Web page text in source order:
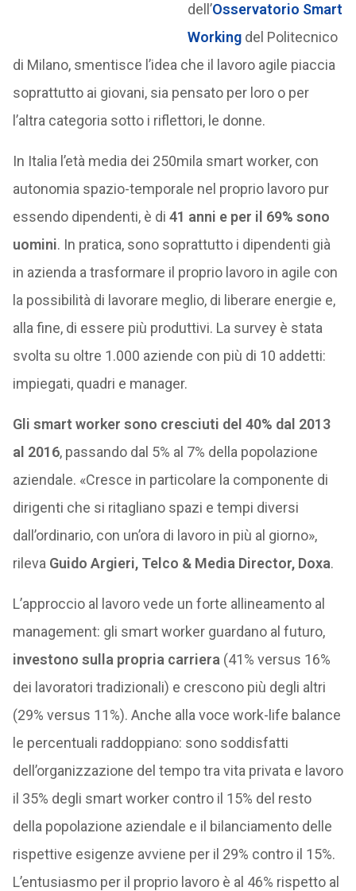
dell’Osservatorio Smart
Working del Politecnico
di Milano, smentisce l’idea che il lavoro agile piaccia
soprattutto ai giovani, sia pensato per loro o per
l’altra categoria sotto i riflettori, le donne.
In Italia l’età media dei 250mila smart worker, con
autonomia spazio-temporale nel proprio lavoro pur
essendo dipendenti, è di 41 anni e per il 69% sono
uomini. In pratica, sono soprattutto i dipendenti già
in azienda a trasformare il proprio lavoro in agile con
la possibilità di lavorare meglio, di liberare energie e,
alla fine, di essere più produttivi. La survey è stata
svolta su oltre 1.000 aziende con più di 10 addetti:
impiegati, quadri e manager.
Gli smart worker sono cresciuti del 40% dal 2013
al 2016, passando dal 5% al 7% della popolazione
aziendale. «Cresce in particolare la componente di
dirigenti che si ritagliano spazi e tempi diversi
dall’ordinario, con un’ora di lavoro in più al giorno»,
rileva Guido Argieri, Telco & Media Director, Doxa.
L’approccio al lavoro vede un forte allineamento al
management: gli smart worker guardano al futuro,
investono sulla propria carriera (41% versus 16%
dei lavoratori tradizionali) e crescono più degli altri
(29% versus 11%). Anche alla voce work-life balance
le percentuali raddoppiano: sono soddisfatti
dell’organizzazione del tempo tra vita privata e lavoro
il 35% degli smart worker contro il 15% del resto
della popolazione aziendale e il bilanciamento delle
rispettive esigenze avviene per il 29% contro il 15%.
L’entusiasmo per il proprio lavoro è al 46% rispetto al